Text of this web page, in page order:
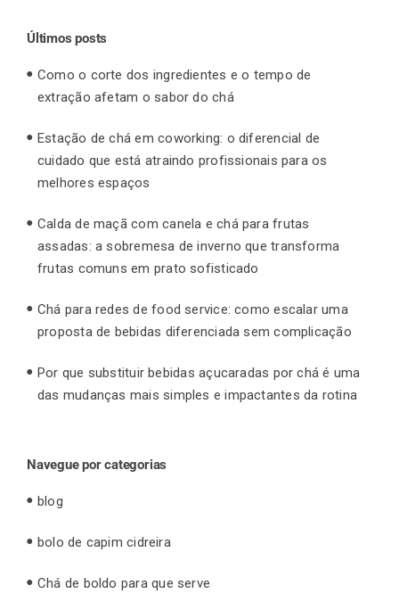
Últimos posts
Como o corte dos ingredientes e o tempo de
extração afetam o sabor do chá
Estação de chá em coworking: o diferencial de
cuidado que está atraindo profissionais para os
melhores espaços
Calda de maçã com canela e chá para frutas
assadas: a sobremesa de inverno que transforma
frutas comuns em prato sofisticado
Chá para redes de food service: como escalar uma
proposta de bebidas diferenciada sem complicação
Por que substituir bebidas açucaradas por chá é uma
das mudanças mais simples e impactantes da rotina
Navegue por categorias
blog
bolo de capim cidreira
Chá de boldo para que serve